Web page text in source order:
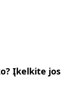
Įkelkite jos